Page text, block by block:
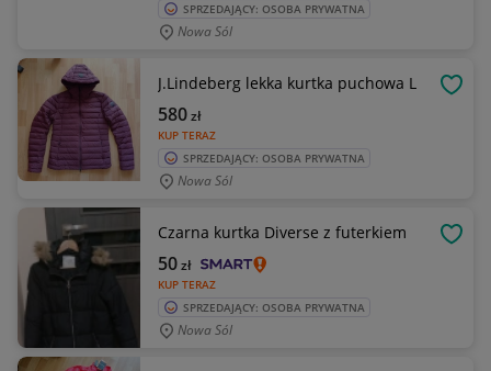
SPRZEDAJĄCY: OSOBA PRYWATNA
Nowa Sól
J.Lindeberg lekka kurtka puchowa L
KUP TERAZ
580zł
SPRZEDAJĄCY: OSOBA PRYWATNA
Nowa Sól
Czarna kurtka Diverse z futerkiem
KUP TERAZ
50zł
SPRZEDAJĄCY: OSOBA PRYWATNA
Nowa Sól